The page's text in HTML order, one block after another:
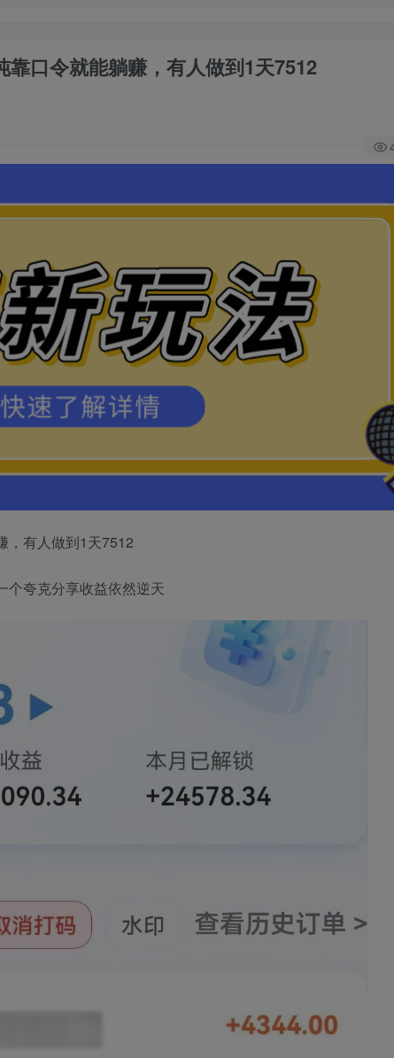
口令就能躺赚，有人做到1天7512
，有人做到1天7512
个夸克分享收益依然逆天